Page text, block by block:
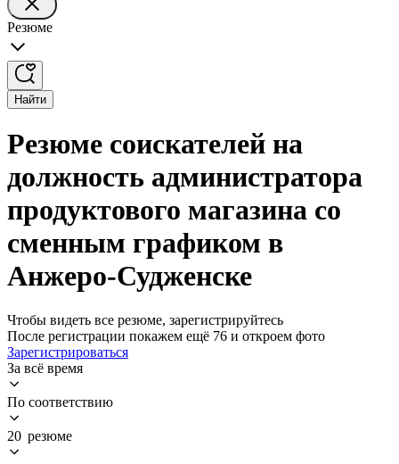
Резюме
Найти
Резюме соискателей на
должность администратора
продуктового магазина со
сменным графиком в
Анжеро-Судженске
Чтобы видеть все резюме, зарегистрируйтесь
После регистрации покажем ещё 76 и откроем фото
Зарегистрироваться
За всё время
По соответствию
20 резюме